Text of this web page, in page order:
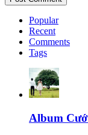
Popular
Recent
Comments
Tags
Album